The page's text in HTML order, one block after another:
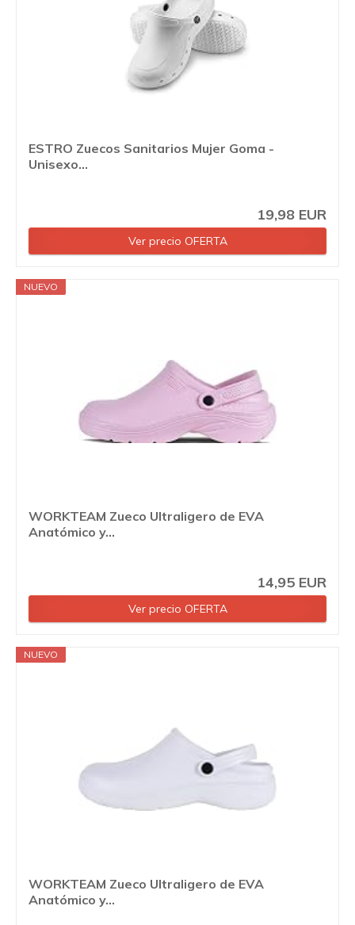
ESTRO Zuecos Sanitarios Mujer Goma -
Unisexo...
19,98 EUR
Ver precio OFERTA
NUEVO
WORKTEAM Zueco Ultraligero de EVA
Anatómico y...
14,95 EUR
Ver precio OFERTA
NUEVO
WORKTEAM Zueco Ultraligero de EVA
Anatómico y...